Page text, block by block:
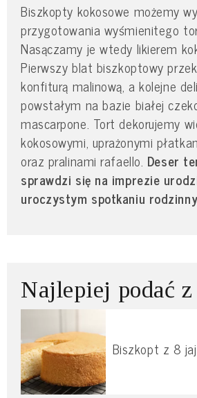
Biszkopty kokosowe możemy
przygotowania wyśmienitego
Nasączamy je wtedy likierem
Pierwszy blat biszkoptowy
konfiturą malinową, a kolejne
powstałym na bazie białej
mascarpone. Tort dekorujemy
kokosowymi, uprażonymi
oraz pralinami rafaello. Deser
sprawdzi się na imprezie
uroczystym spotkaniu
Najlepiej podać z
Biszkopt z 8 jaj